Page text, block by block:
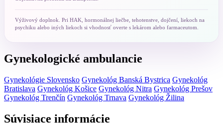
Výživový doplnok. Pri HAK, hormonálnej liečbe, tehotenstve, dojčení, liekoch na
psychiku alebo iných liekoch si vhodnosť overte s lekárom alebo farmaceutom.
Gynekologické ambulancie
Gynekológie Slovensko Gynekológ Banská Bystrica Gynekológ
Bratislava Gynekológ Košice Gynekológ Nitra Gynekológ Prešov
Gynekológ Trenčín Gynekológ Trnava Gynekológ Žilina
Súvisiace informácie